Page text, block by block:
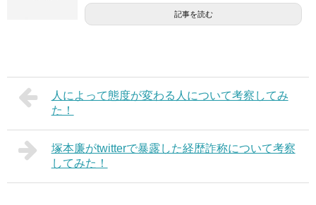
記事を読む
人によって態度が変わる人について考察してみ
た！
塚本廉がtwitterで暴露した経歴詐称について考察
してみた！